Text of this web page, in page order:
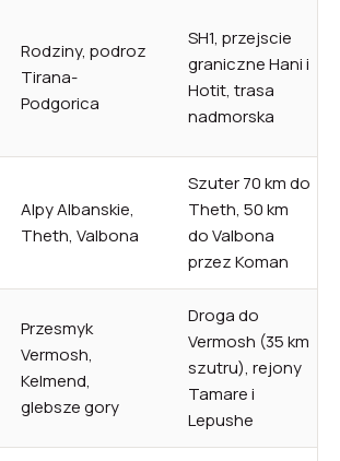
Rodziny, podroz
Tirana-
Podgorica
SH1, przejscie
graniczne Hani i
Hotit, trasa
nadmorska
Alpy Albanskie,
Theth, Valbona
Szuter 70 km do
Theth, 50 km
do Valbona
przez Koman
Przesmyk
Vermosh,
Kelmend,
glebsze gory
Droga do
Vermosh (35 km
szutru), rejony
Tamare i
Lepushe